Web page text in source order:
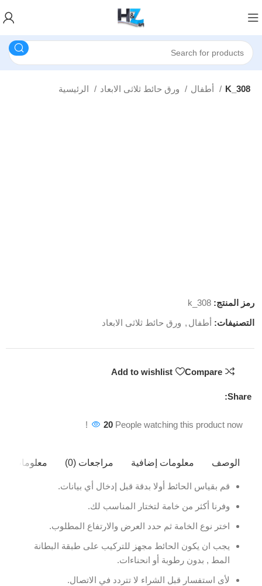
K_308
رمز المنتج:k_308
التصنيفات: أطفال , ورق حائط ثلاثى الابعاد
Compare
Add to wishlist
Share:
20 People watching this product now!
الوصف معلومات إضافية مراجعات (0) معلومات
قم بقياس الحائط أولا بدقة قبل إدخال أي بيانات.
وفرنا أكثر من خامة لتختار المناسب لك.
اختر نوع الخامة ثم حدد العرض والارتفاع المطلوب.
يجب ان يكون الحائط مجهز للتركيب على طبقة البطانة
المط , بدون رطوبة أو انحناءات.
لأى استفسار قبل الشراء لا تتردد في الاتصال.